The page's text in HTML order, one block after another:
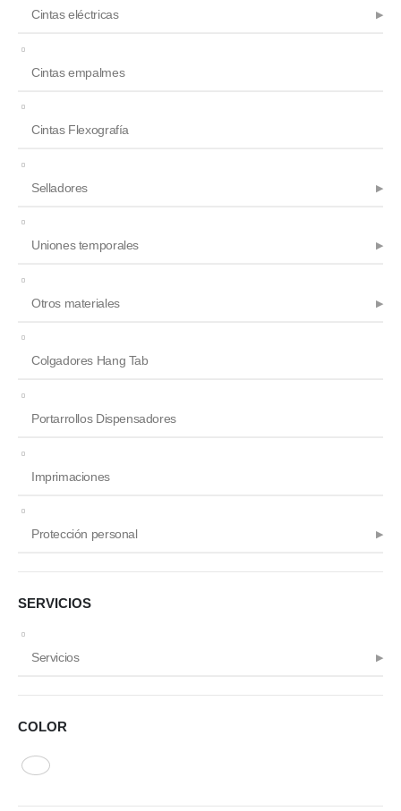
Cintas eléctricas
Cintas empalmes
Cintas Flexografía
Selladores
Uniones temporales
Otros materiales
Colgadores Hang Tab
Portarrollos Dispensadores
Imprimaciones
Protección personal
SERVICIOS
Servicios
COLOR